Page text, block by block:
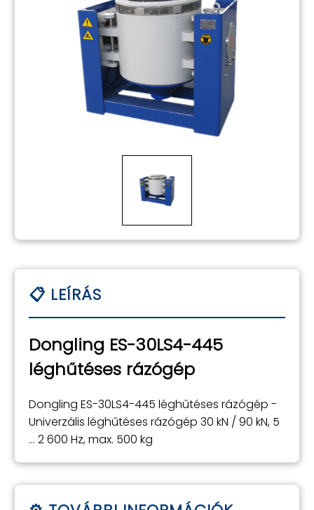
Dongling ES-30LS4-445
léghűtéses rázógép
Dongling ES-30LS4-445 léghűtéses rázógép -
Univerzális léghűtéses rázógép 30 kN / 90 kN, 5
... 2 600 Hz, max. 500 kg